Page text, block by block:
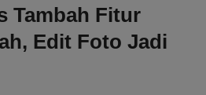
Tambah Fitur
Edit Foto Jadi